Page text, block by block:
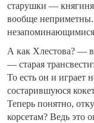
старушки —
вообще
незапоминающимися
А как Хлестова? —
— старая
То есть он и
состарившуюся
Теперь понятно,
корсетам? Ведь это